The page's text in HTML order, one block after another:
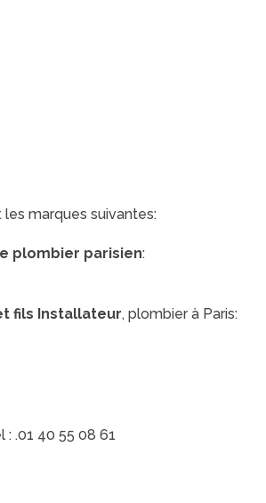
marques suivantes:
plombier parisien:
fils Installateur, plombier à Paris:
.01 40 55 08 61